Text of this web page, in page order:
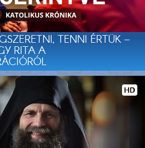
TENNI ÉRTÜK –
RITA A